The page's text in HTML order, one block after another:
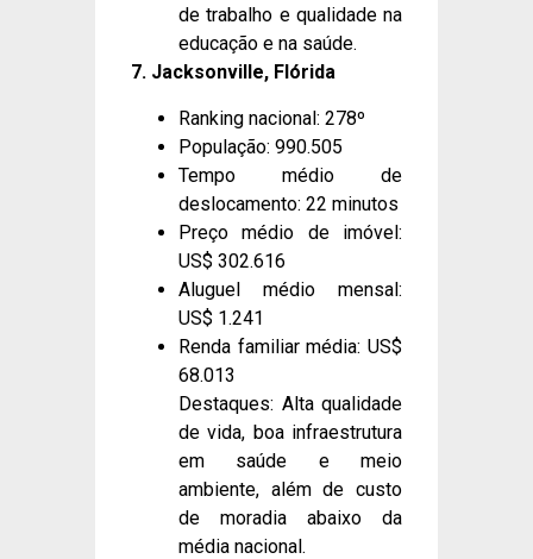
de trabalho e qualidade na
educação e na saúde.
7. Jacksonville, Flórida
Ranking nacional: 278º
População: 990.505
Tempo médio de
deslocamento: 22 minutos
Preço médio de imóvel:
US$ 302.616
Aluguel médio mensal:
US$ 1.241
Renda familiar média: US$
68.013
Destaques: Alta qualidade
de vida, boa infraestrutura
em saúde e meio
ambiente, além de custo
de moradia abaixo da
média nacional.